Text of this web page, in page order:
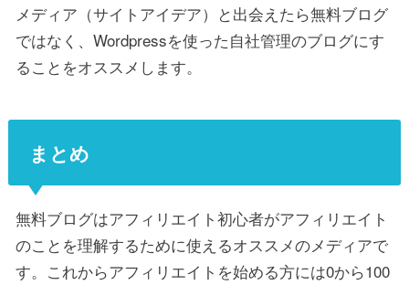
メディア（サイトアイデア）と出会えたら無料ブログ
ではなく、Wordpressを使った自社管理のブログにす
ることをオススメします。
まとめ
無料ブログはアフィリエイト初心者がアフィリエイト
のことを理解するために使えるオススメのメディアで
す。これからアフィリエイトを始める方には0から100